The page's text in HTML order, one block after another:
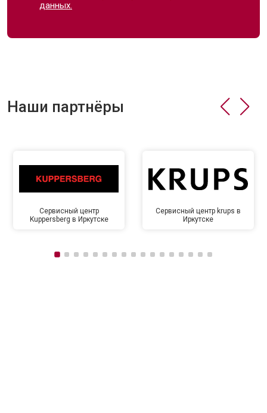
данных.
Наши партнёры
Сервисный центр
Kuppersberg в Иркутске
Сервисный центр krups в
Иркутске